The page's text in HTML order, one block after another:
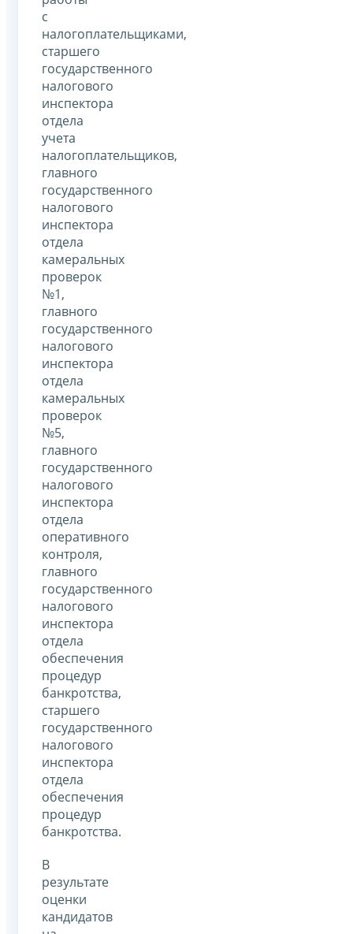
с
налогоплательщиками,
старшего
государственного
налогового
инспектора
отдела
учета
налогоплательщиков,
главного
государственного
налогового
инспектора
отдела
камеральных
проверок
№1,
главного
государственного
налогового
инспектора
отдела
камеральных
проверок
№5,
главного
государственного
налогового
инспектора
отдела
оперативного
контроля,
главного
государственного
налогового
инспектора
отдела
обеспечения
процедур
банкротства,
старшего
государственного
налогового
инспектора
отдела
обеспечения
процедур
банкротства.
В
результате
оценки
кандидатов